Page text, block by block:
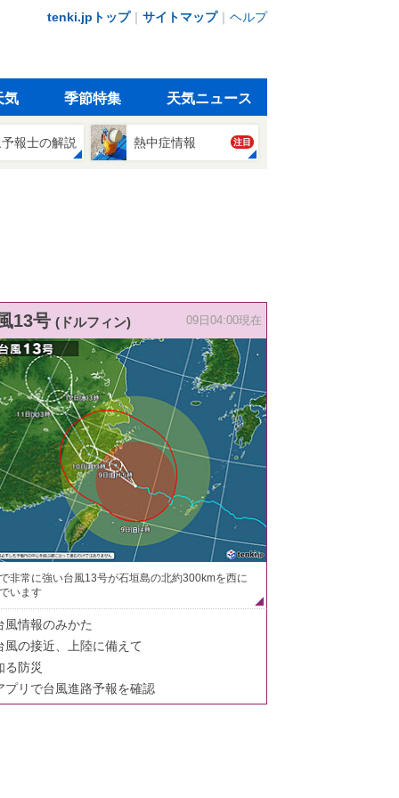
tenki.jpトップ｜ サイトマップ｜ ヘルプ
気 季節特集 天気ニュース
報士の解説 熱中症情報 注目
13号 (ドルフィン) 09日04:00現在
非常に強い台風13号が石垣島の北約300kmを西に
います
風情報のみかた
風の接近、上陸に備えて
る防災
プリで台風進路予報を確認